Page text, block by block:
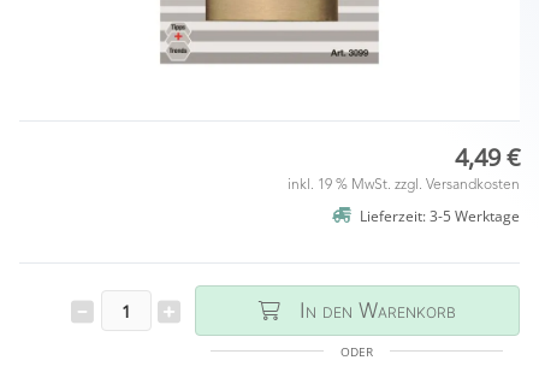
4,49 €
inkl. 19 % MwSt. zzgl. Versandkosten
Lieferzeit: 3-5 Werktage
In den Warenkorb
ODER